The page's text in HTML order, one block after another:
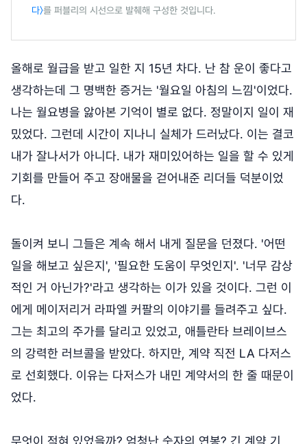
다〉를 퍼블리의 시선으로 발췌해 구성한 것입니다.
올해로 월급을 받고 일한 지 15년 차다. 난 참 운이 좋다고
생각하는데 그 명백한 증거는 '월요일 아침의 느낌'이었다.
나는 월요병을 앓아본 기억이 별로 없다. 정말이지 일이 재
밌었다. 그런데 시간이 지나니 실체가 드러났다. 이는 결코
내가 잘나서가 아니다. 내가 재미있어하는 일을 할 수 있게
기회를 만들어 주고 장애물을 걷어내준 리더들 덕분이었
다.
돌이켜 보니 그들은 계속 해서 내게 질문을 던졌다. '어떤
일을 해보고 싶은지', '필요한 도움이 무엇인지'. '너무 감상
적인 거 아닌가?'라고 생각하는 이가 있을 것이다. 그런 이
에게 메이저리거 라파엘 커팔의 이야기를 들려주고 싶다.
그는 최고의 주가를 달리고 있었고, 애틀란타 브레이브스
의 강력한 러브콜을 받았다. 하지만, 계약 직전 LA 다저스
로 선회했다. 이유는 다저스가 내민 계약서의 한 줄 때문이
었다.
무엇이 적혀 있었을까? 엄청난 숫자의 연봉? 긴 계약 기